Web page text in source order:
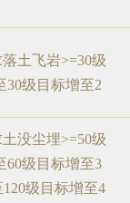
土飞岩>=30级
30级目标增至2
没尘埋>=50级
60级目标增至3
120级目标增至4